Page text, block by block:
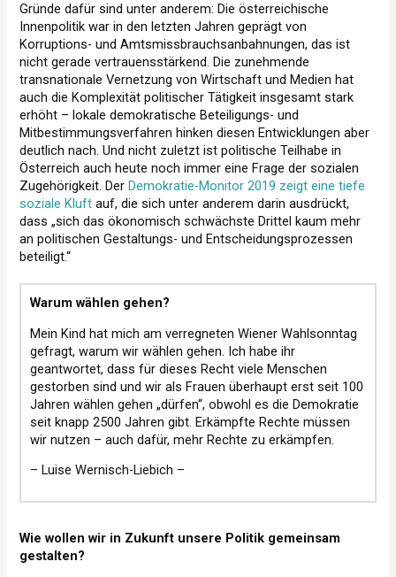
Gründe dafür sind unter anderem: Die österreichische
Innenpolitik war in den letzten Jahren geprägt von
Korruptions- und Amtsmissbrauchsanbahnungen, das ist
nicht gerade vertrauensstärkend. Die zunehmende
transnationale Vernetzung von Wirtschaft und Medien hat
auch die Komplexität politischer Tätigkeit insgesamt stark
erhöht – lokale demokratische Beteiligungs- und
Mitbestimmungsverfahren hinken diesen Entwicklungen aber
deutlich nach. Und nicht zuletzt ist politische Teilhabe in
Österreich auch heute noch immer eine Frage der sozialen
Zugehörigkeit. DerDemokratie-Monitor 2019 zeigt eine tiefe
soziale Kluft auf, die sich unter anderem darin ausdrückt,
dass „sich das ökonomisch schwächste Drittel kaum mehr
an politischen Gestaltungs- und Entscheidungsprozessen
beteiligt.“
Warum wählen gehen?
Mein Kind hat mich am verregneten Wiener Wahlsonntag
gefragt, warum wir wählen gehen. Ich habe ihr
geantwortet, dass für dieses Recht viele Menschen
gestorben sind und wir als Frauen überhaupt erst seit 100
Jahren wählen gehen „dürfen“, obwohl es die Demokratie
seit knapp 2500 Jahren gibt. Erkämpfte Rechte müssen
wir nutzen – auch dafür, mehr Rechte zu erkämpfen.
– Luise Wernisch-Liebich –
Wie wollen wir in Zukunft unsere Politik gemeinsam
gestalten?